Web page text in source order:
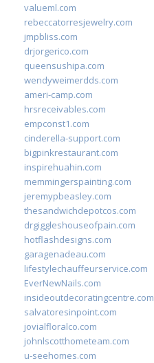
valueml.com
rebeccatorresjewelry.com
jmpbliss.com
drjorgerico.com
queensushipa.com
wendyweimerdds.com
ameri-camp.com
hrsreceivables.com
empconst1.com
cinderella-support.com
bigpinkrestaurant.com
inspirehuahin.com
memmingerspainting.com
jeremypbeasley.com
thesandwichdepotcos.com
drgiggleshouseofpain.com
hotflashdesigns.com
garagenadeau.com
lifestylechauffeurservice.com
EverNewNails.com
insideoutdecoratingcentre.com
salvatoresinpoint.com
jovialfloralco.com
johnlscotthometeam.com
u-seehomes.com